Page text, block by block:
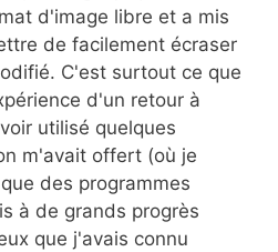
d'image libre et a mis
de facilement écraser
C'est surtout ce que
d'un retour à
utilisé quelques
m'avait offert (où je
des programmes
à de grands progrès
que j'avais connu